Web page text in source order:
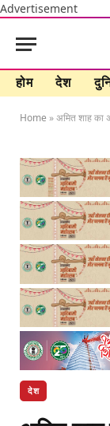
Advertisement
होम देश
Home »अमित शाह का
देश